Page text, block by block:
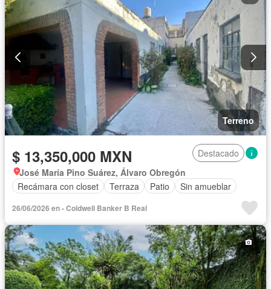
Terreno
$ 13,350,000 MXN
Destacado
José María Pino Suárez, Álvaro Obregón
Recámara con closet
Terraza Patio Sin amueblar
26/06/2026 en - Coldwell Banker B Real